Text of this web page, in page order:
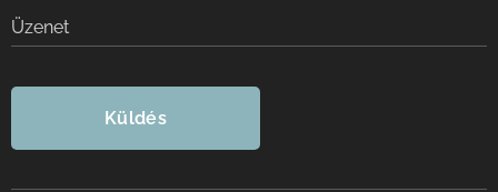
Üzenet
Küldés